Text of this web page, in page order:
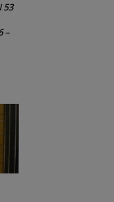
53
–